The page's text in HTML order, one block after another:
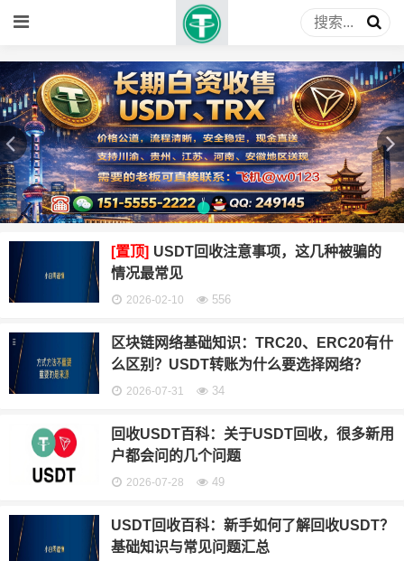
[置顶] USDT回收注意事项，这几种被骗的
情况最常见
2026-02-10 556
区块链网络基础知识：TRC20、ERC20有什
么区别？USDT转账为什么要选择网络？
2026-07-31 34
回收USDT百科：关于USDT回收，很多新用
户都会问的几个问题
2026-07-28 49
USDT回收百科：新手如何了解回收USDT？
基础知识与常见问题汇总